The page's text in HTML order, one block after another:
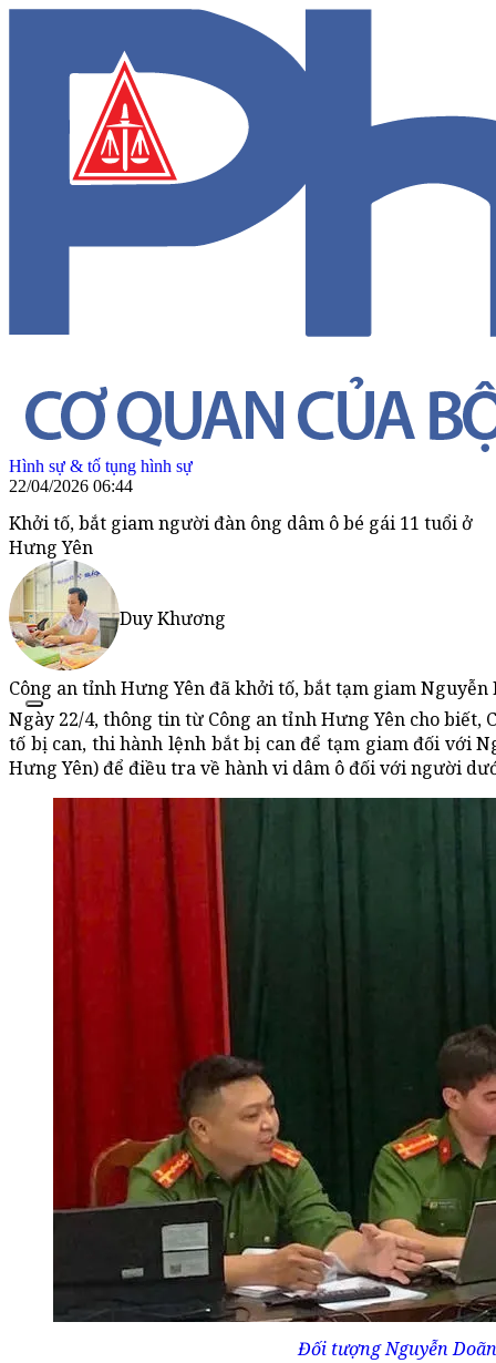
Hình sự & tố tụng hình sự
22/04/2026 06:44
Khởi tố, bắt giam người đàn ông dâm ô bé gái 11 tuổi ở
Hưng Yên
Duy Khương
Công an tỉnh Hưng Yên đã khởi tố, bắt tạm giam
Ngày 22/4, thông tin từ Công an tỉnh Hưng Yên cho biết,
tố bị can, thi hành lệnh bắt bị can để tạm giam đối với
Hưng Yên) để điều tra về hành vi dâm ôđối với người
Đối tượng Nguyễn